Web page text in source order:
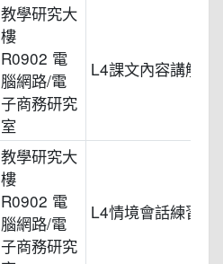
教學研究大
樓
R0902 電
腦網路/電
子商務研究
室
L4課文內容講解
教學研究大
樓
R0902 電
腦網路/電
子商務研究
L4情境會話練習